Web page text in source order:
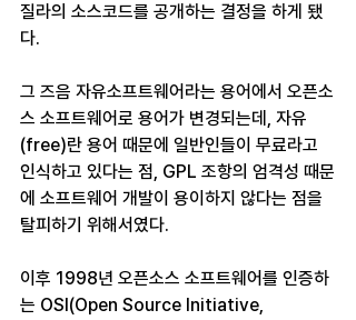
질라의 소스코드를 공개하는 결정을 하게 됐
다.
그 즈음 자유소프트웨어라는 용어에서 오픈소
스 소프트웨어로 용어가 변경되는데, 자유
(free)란 용어 때문에 일반인들이 무료라고
인식하고 있다는 점, GPL 조항의 엄격성 때문
에 소프트웨어 개발이 용이하지 않다는 점을
탈피하기 위해서였다.
이후 1998년 오픈소스 소프트웨어를 인증하
는 OSI(Open Source Initiative,